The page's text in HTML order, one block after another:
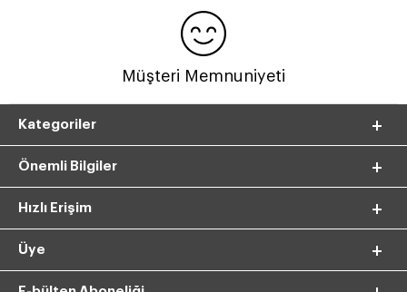
Müşteri Memnuniyeti
Kategoriler
Önemli Bilgiler
Hızlı Erişim
Üye